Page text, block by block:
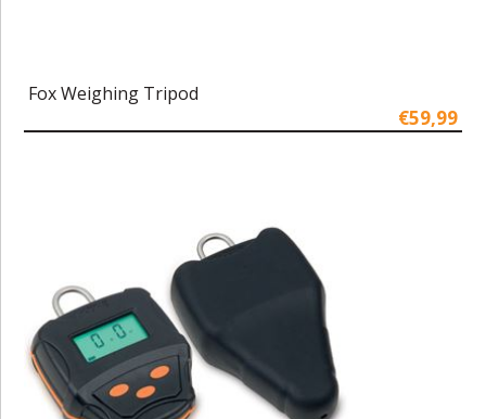
Fox Weighing Tripod
€59,99